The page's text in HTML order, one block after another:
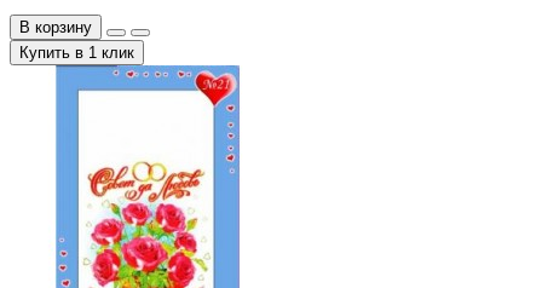
В корзину
Купить в 1 клик